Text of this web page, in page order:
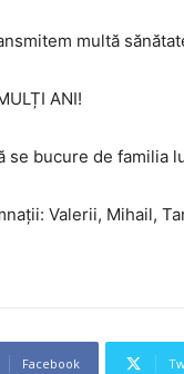
multă
ANI!
se bucure de familia
Valerii, Mihail,
Facebook